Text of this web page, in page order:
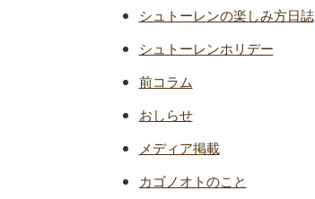
シュトーレンの楽しみ方日誌
シュトーレンホリデー
前コラム
おしらせ
メディア掲載
カゴノオトのこと